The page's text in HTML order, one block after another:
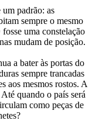
um padrão: as
sempre o mesmo
uma constelação
mudam de posição.
a bater às portas do
sempre trancadas
aos mesmos rostos. A
quando o país será
como peças de